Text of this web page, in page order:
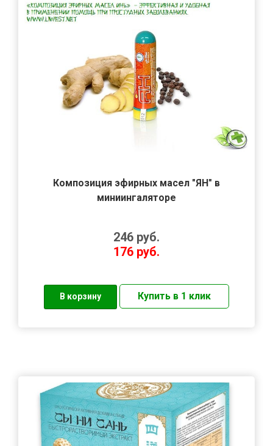
Композиция эфирных масел "ЯН" в
миниингаляторе
246 руб.
176 руб.